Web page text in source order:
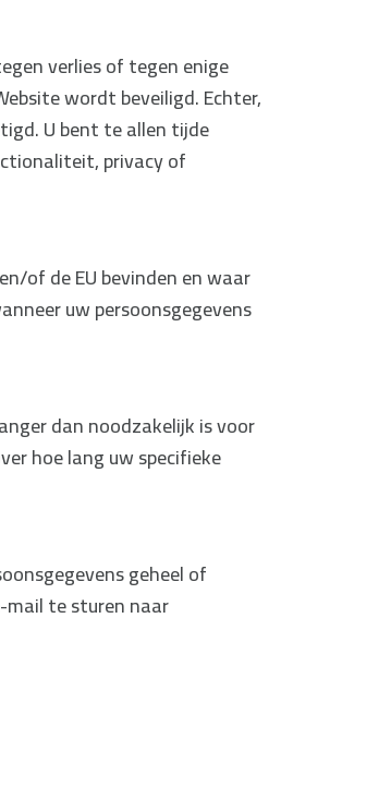
verlies of tegen enige
wordt beveiligd. Echter,
U bent te allen tijde
privacy of
of de EU bevinden en waar
uw persoonsgegevens
dan noodzakelijk is voor
hoe lang uw specifieke
geheel of
te sturen naar